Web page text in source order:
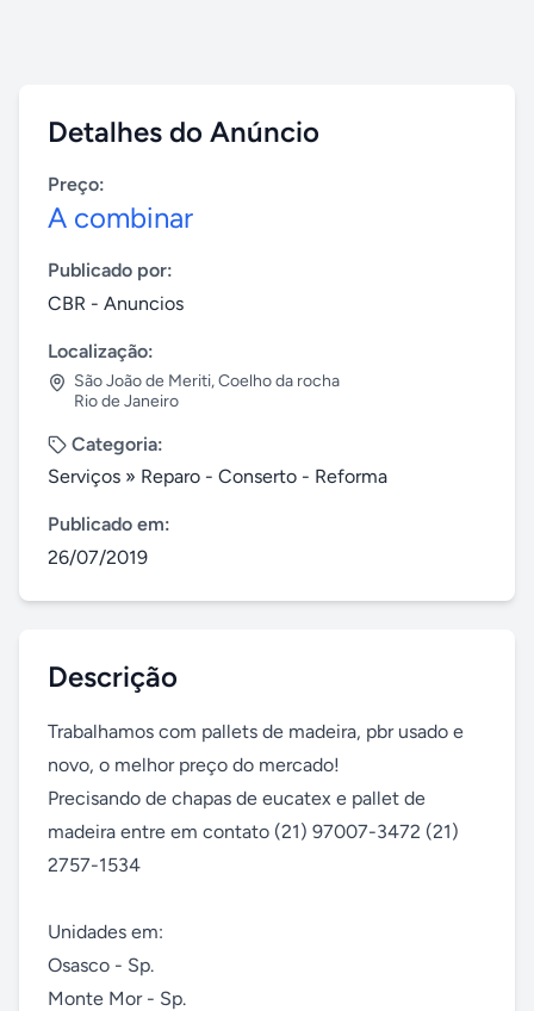
Detalhes do Anúncio
Preço:
A combinar
Publicado por:
CBR - Anuncios
Localização:
São João de Meriti,Coelho da rocha
Rio de Janeiro
Categoria:
Serviços » Reparo - Conserto - Reforma
Publicado em:
26/07/2019
Descrição
Trabalhamos com pallets de madeira, pbr usado e
novo, o melhor preço do mercado!
Precisando de chapas de eucatex e pallet de
madeira entre em contato (21) 97007-3472 (21)
2757-1534
Unidades em:
Osasco - Sp.
Monte Mor - Sp.